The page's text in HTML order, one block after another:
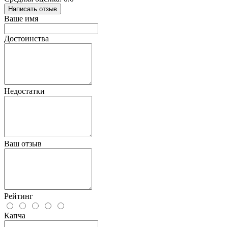
Написать отзыв
Ваше имя
Достоинства
Недостатки
Ваш отзыв
Рейтинг
Капча